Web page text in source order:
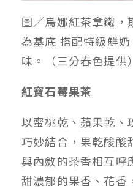
圖／烏娜紅茶拿鐵，
為基底 搭配特級鮮
味。（三分春色提供）
紅寶石莓果茶
以蜜桃乾、蘋果乾、
巧妙結合，果乾酸酸
與內斂的茶香相互呼
甜濃郁的果香、花香